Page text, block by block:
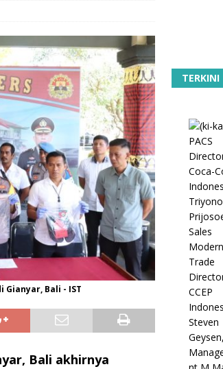
Bali - IST
Bali akhirnya
TERKINI